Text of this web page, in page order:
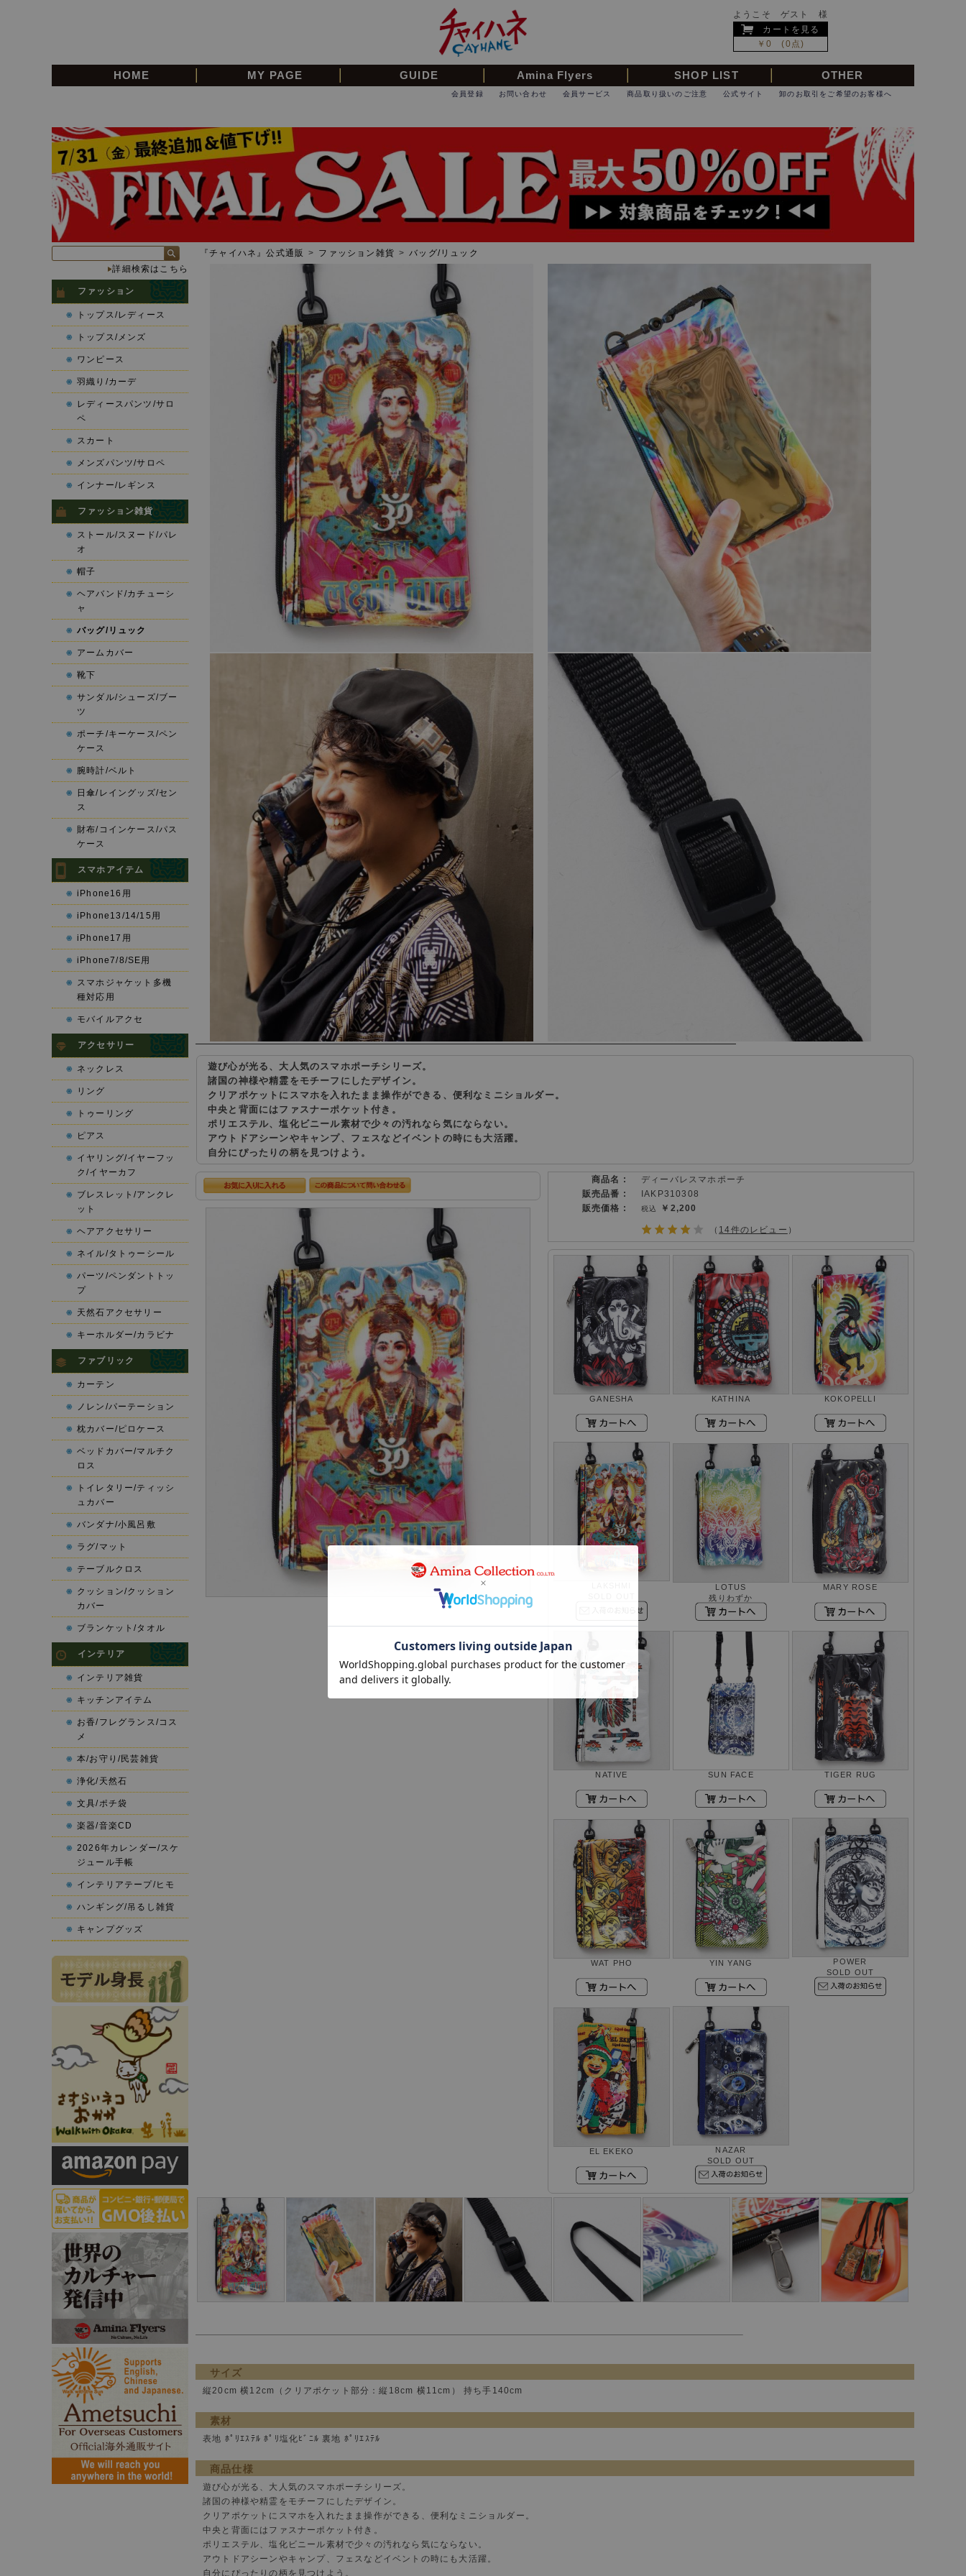
ようこそ ゲスト 様
カートを見る
￥0 (0点)
HOME MY PAGE GUIDE Amina Flyers SHOP LIST OTHER
卸のお取引をご希望のお客様へ
公式サイト
商品取り扱いのご注意
会員サービス
お問い合わせ
会員登録
『チャイハネ』公式通販 > ファッション雑貨 > バッグ/リュック
遊び心が光る、大人気のスマホポーチシリーズ。
諸国の神様や精霊をモチーフにしたデザイン。
クリアポケットにスマホを入れたまま操作ができる、便利なミニショルダー。
中央と背面にはファスナーポケット付き。
ポリエステル、塩化ビニール素材で少々の汚れなら気にならない。
アウトドアシーンやキャンプ、フェスなどイベントの時にも大活躍。
自分にぴったりの柄を見つけよう。
商品名 :
ディーバレスマホポーチ
販売品番 :
IAKP310308
販売価格 :
￥2,200
（ 14件のレビュー ）
GANESHA KATHINA KOKOPELLI
LOTUS
残りわずか
MARY ROSE
NATIVE SUN FACE TIGER RUG
WAT PHO YIN YANG
POWER
SOLD OUT
EL EKEKO
NAZAR
SOLD OUT
サイズ
縦20cm 横12cm（クリアポケット部分：縦18cm 横11cm） 持ち手140cm
素材
表地 ﾎﾟﾘｴｽﾃﾙ ﾎﾟﾘ塩化ﾋﾞﾆﾙ 裏地 ﾎﾟﾘｴｽﾃﾙ
商品仕様
遊び心が光る、大人気のスマホポーチシリーズ。
諸国の神様や精霊をモチーフにしたデザイン。
クリアポケットにスマホを入れたまま操作ができる、便利なミニショルダー。
中央と背面にはファスナーポケット付き。
ポリエステル、塩化ビニール素材で少々の汚れなら気にならない。
アウトドアシーンやキャンプ、フェスなどイベントの時にも大活躍。
自分にぴったりの柄を見つけよう。
詳細検索はこちら
ファッション
トップス/レディース
トップス/メンズ
ワンピース
羽織り/カーデ
レディースパンツ/サロ
ペ
スカート
メンズパンツ/サロペ
インナー/レギンス
ファッション雑貨
ストール/スヌード/パレ
オ
帽子
ヘアバンド/カチューシ
ャ
バッグ/リュック
アームカバー
靴下
サンダル/シューズ/ブー
ツ
ポーチ/キーケース/ペン
ケース
腕時計/ベルト
日傘/レイングッズ/セン
ス
財布/コインケース/パス
ケース
スマホアイテム
iPhone16用
iPhone13/14/15用
iPhone17用
iPhone7/8/SE用
スマホジャケット多機
種対応用
モバイルアクセ
アクセサリー
ネックレス
リング
トゥーリング
ピアス
イヤリング/イヤーフッ
ク/イヤーカフ
ブレスレット/アンクレ
ット
ヘアアクセサリー
ネイル/タトゥーシール
パーツ/ペンダントトッ
プ
天然石アクセサリー
キーホルダー/カラビナ
ファブリック
カーテン
ノレン/パーテーション
枕カバー/ピロケース
ベッドカバー/マルチク
ロス
トイレタリー/ティッシ
ュカバー
バンダナ/小風呂敷
ラグ/マット
テーブルクロス
クッション/クッション
カバー
ブランケット/タオル
インテリア
インテリア雑貨
キッチンアイテム
お香/フレグランス/コス
メ
本/お守り/民芸雑貨
浄化/天然石
文具/ポチ袋
楽器/音楽CD
2026年カレンダー/スケ
ジュール手帳
インテリアテープ/ヒモ
ハンギング/吊るし雑貨
キャンプグッズ